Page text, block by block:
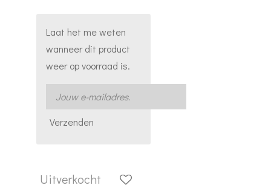
Laat het me weten
wanneer dit product
weer op voorraad is.
Verzenden
Uitverkocht